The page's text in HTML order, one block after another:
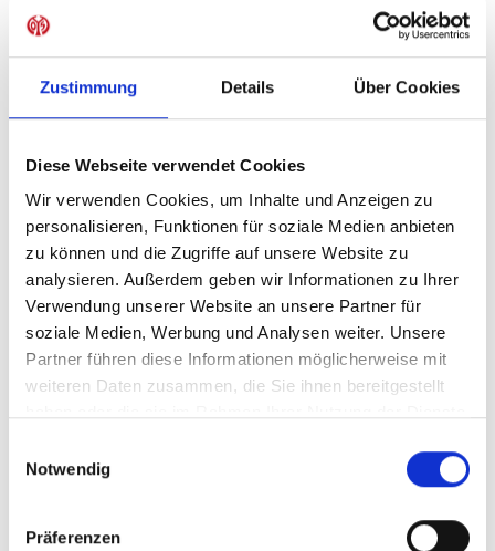
Zustimmung Details Über Cookies
Diese Webseite verwendet Cookies
Wir verwenden Cookies, um Inhalte und Anzeigen zu
personalisieren, Funktionen für soziale Medien anbieten
zu können und die Zugriffe auf unsere Website zu
analysieren. Außerdem geben wir Informationen zu Ihrer
Verwendung unserer Website an unsere Partner für
soziale Medien, Werbung und Analysen weiter. Unsere
Partner führen diese Informationen möglicherweise mit
weiteren Daten zusammen, die Sie ihnen bereitgestellt
Notwendig
Präferenzen
Sofort verfügbar, Lieferzeit: 5-7 Tage
Produktdetails
ÄHNLICHE PRODUKTE
Hoodie Wardrobe